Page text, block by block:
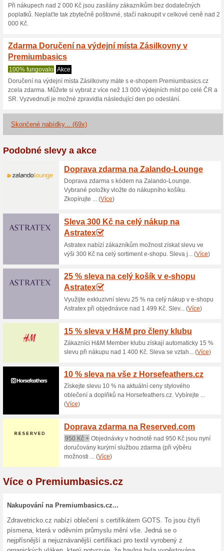
Aktuální slevy a
1+1 zdarma na
100% fungovalo
Pořiďte si alespoň 2
objednávku + dopravu
klikněte na tlačítko níže a
10 % sleva na vše v
100% fungovalo Kupón
Kód do eshopu
objednávku získáte tak, že
vyplníte slevový kód/kupón
15 % sleva na vše v
Kupón
tlačítkem Vložit. Nakoupíte